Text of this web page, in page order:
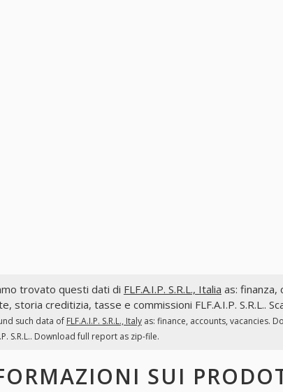
trovato questi dati di FLF.A.I.P. S.R.L., Italia as: finanza,
storia creditizia, tasse e commissioni FLF.A.I.P. S.R.L..
such data of FLF.A.I.P. S.R.L., Italyas: finance, accounts, vacancies.
S.R.L.. Download full report as zip-file.
SUI